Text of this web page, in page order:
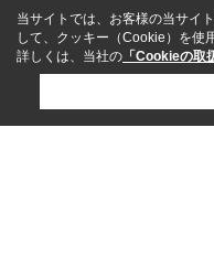
当サイトでは、お客様の当サイ
して、クッキー（Cookie）を使
詳しくは、当社の 「Cookieの取